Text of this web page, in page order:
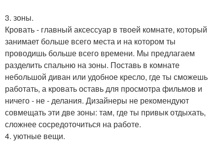
3. зоны.
Кровать - главный аксессуар в твоей комнате, который
занимает больше всего места и на котором ты
проводишь больше всего времени. Мы предлагаем
разделить спальню на зоны. Поставь в комнате
небольшой диван или удобное кресло, где ты сможешь
работать, а кровать оставь для просмотра фильмов и
ничего - не - делания. Дизайнеры не рекомендуют
совмещать эти две зоны: там, где ты привык отдыхать,
сложнее сосредоточиться на работе.
4. уютные вещи.